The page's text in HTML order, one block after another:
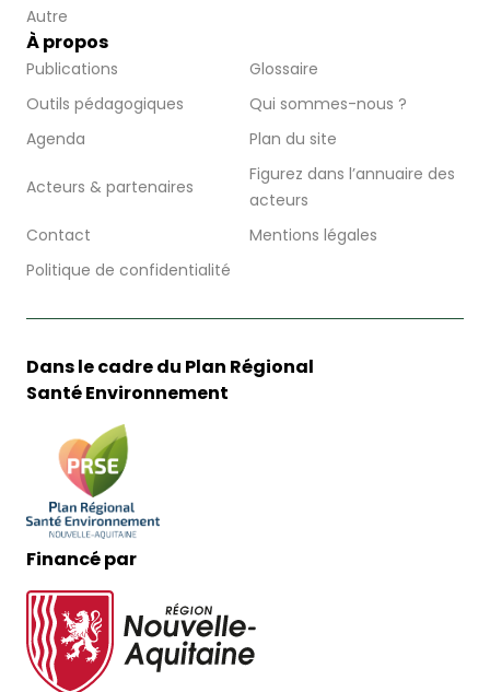
Autre
À propos
Publications
Glossaire
Outils pédagogiques
Qui sommes-nous ?
Agenda
Plan du site
Acteurs & partenaires
Figurez dans l’annuaire des
acteurs
Contact
Mentions légales
Politique de confidentialité
Dans le cadre du Plan Régional
Santé Environnement
Financé par